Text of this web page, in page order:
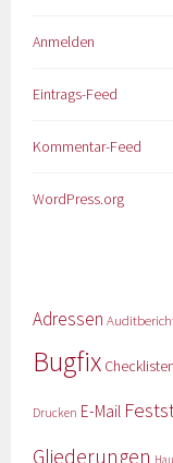
Anmelden
Eintrags-Feed
Kommentar-Feed
WordPress.org
Adressen
Bugfix Checklisten
Drucken E-Mail
Gliederungen